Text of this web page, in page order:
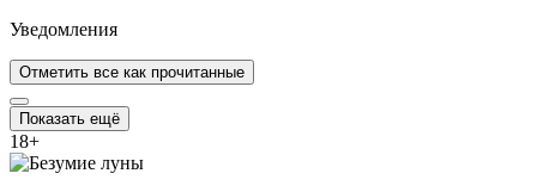
Уведомления
Отметить все как прочитанные
Показать ещё
18+